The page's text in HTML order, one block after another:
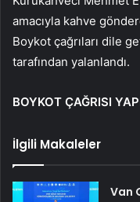
amacıyla kahve
Boykot çağrıları dile
tarafından yalanlandı.
BOYKOT ÇAĞRISI
İlgili Makaleler
Van